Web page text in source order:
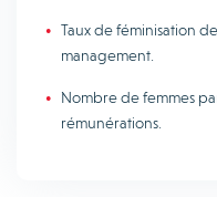
Taux de féminisation
management.
Nombre de femmes
rémunérations.